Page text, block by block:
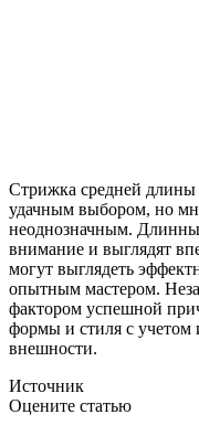
Стрижка средней длины
удачным выбором, но
неоднозначным.
внимание и выглядят
могут выглядеть
опытным мастером.
фактором успешной
формы и стиля с учетом
внешности.
Источник
Оцените статью